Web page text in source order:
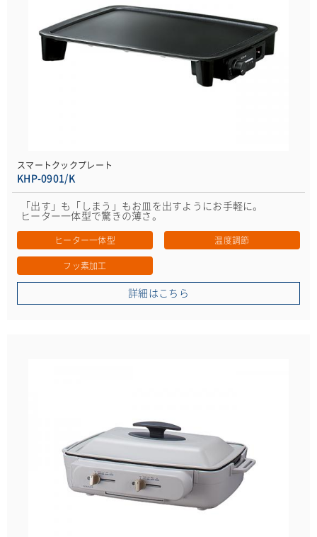
スマートクックプレート
KHP-0901/K
「出す」も「しまう」もお皿を出すようにお手軽に。
ヒーター一体型で驚きの薄さ。
ヒーター一体型 温度調節
フッ素加工
詳細はこちら